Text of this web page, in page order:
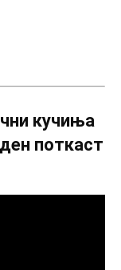
кучиња
поткаст